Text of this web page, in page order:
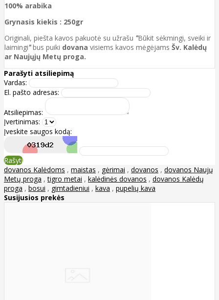
100% arabika
Grynasis kiekis : 250gr
Originali, piešta kavos pakuotė su užrašu "Būkit sėkmingi, sveiki ir
laimingi"bus puiki dovana visiems kavos mėgėjams Šv. Kalėdų
ar Naujųjų Metų proga.
Parašyti atsiliepimą
Vardas:
El. pašto adresas:
Atsiliepimas:
Įvertinimas:
Įveskite saugos kodą:
Rašyti
dovanos Kalėdoms , maistas , gėrimai , dovanos , dovanos Naujų
Metų proga ,tigro metai , kalėdinės dovanos , dovanos Kalėdų
proga , bosui , gimtadieniui , kava , pupelių kava
Susijusios prekės